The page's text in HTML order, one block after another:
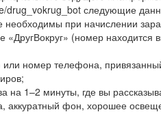
drug_vokrug_bot следующие
при начислении
(номер находится
номер телефона,
на 1–2 минуты, где вы
аккуратный фон, хорошее